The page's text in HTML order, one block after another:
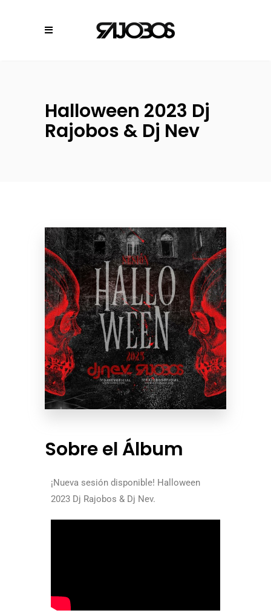
Halloween 2023 Dj
Rajobos & Dj Nev
Sobre el Álbum
¡Nueva sesión disponible! Halloween
2023 Dj Rajobos & Dj Nev.